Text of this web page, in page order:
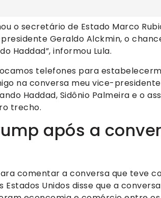
o secretário de Estado Marco
Geraldo Alckmin, o
Haddad”, informou Lula.
telefones para
na conversa meu vice-
Haddad, Sidônio Palmeira e o
trecho.
após a
comentar a conversa que teve
Estados Unidos disse que a